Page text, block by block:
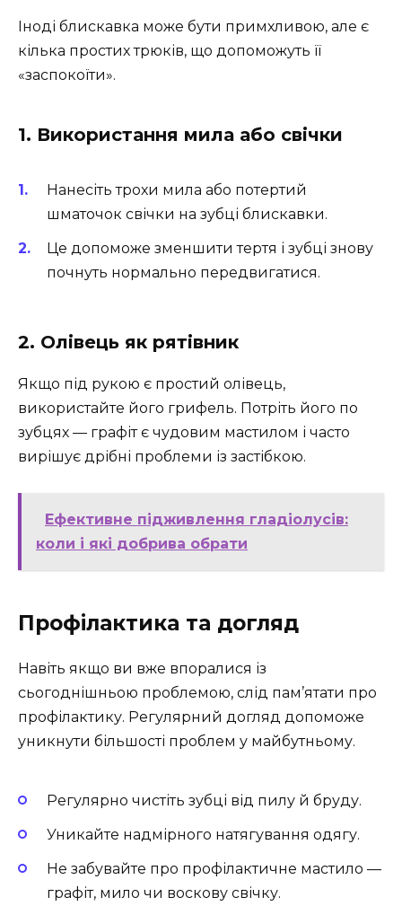
Іноді блискавка може бути примхливою, але є
кілька простих трюків, що допоможуть її
«заспокоїти».
1. Використання мила або свічки
Нанесіть трохи мила або потертий
шматочок свічки на зубці блискавки.
Це допоможе зменшити тертя і зубці знову
почнуть нормально передвигатися.
2. Олівець як рятівник
Якщо під рукою є простий олівець,
використайте його грифель. Потріть його по
зубцях — графіт є чудовим мастилом і часто
вирішує дрібні проблеми із застібкою.
Ефективне підживлення гладіолусів:
коли і які добрива обрати
Профілактика та догляд
Навіть якщо ви вже впоралися із
сьогоднішньою проблемою, слід пам’ятати про
профілактику. Регулярний догляд допоможе
уникнути більшості проблем у майбутньому.
Регулярно чистіть зубці від пилу й бруду.
Уникайте надмірного натягування одягу.
Не забувайте про профілактичне мастило —
графіт, мило чи воскову свічку.